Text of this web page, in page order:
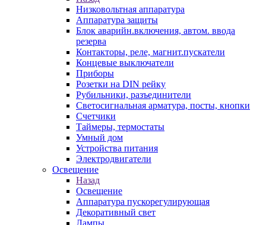
Низковольтная аппаратура
Аппаратура защиты
Блок аварийн.включения, автом. ввода
резерва
Контакторы, реле, магнит.пускатели
Концевые выключатели
Приборы
Розетки на DIN рейку
Рубильники, разъединители
Светосигнальная арматура, посты, кнопки
Счетчики
Таймеры, термостаты
Умный дом
Устройства питания
Электродвигатели
Освещение
Назад
Освещение
Аппаратура пускорегулирующая
Декоративный свет